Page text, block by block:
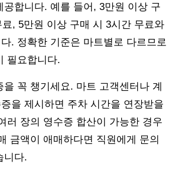
공합니다. 예를 들어, 3만원 이상 구
, 5만원 이상 구매 시 3시간 무료와
. 정확한 기준은 마트별로 다르므로
필요합니다.
을 꼭 챙기세요. 마트 고객센터나 계
을 제시하면 주차 시간을 연장받을
러 장의 영수증 합산이 가능한 경우
금액이 애매하다면 직원에게 문의
니다.